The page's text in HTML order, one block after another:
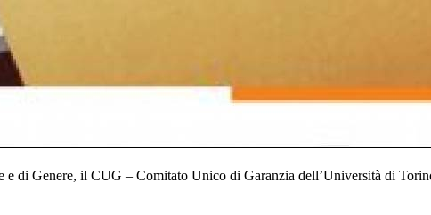
di Genere, il CUG – Comitato Unico di Garanzia dell’Università di